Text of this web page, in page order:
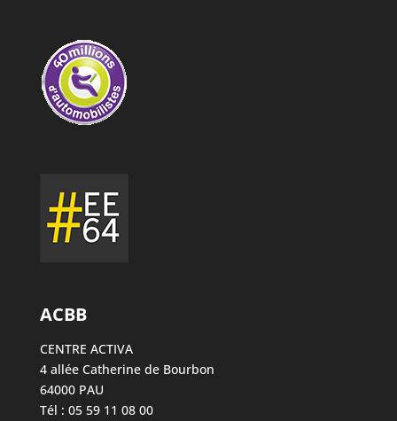
ACBB
CENTRE ACTIVA
4 allée Catherine de Bourbon
64000 PAU
Tél : 05 59 11 08 00